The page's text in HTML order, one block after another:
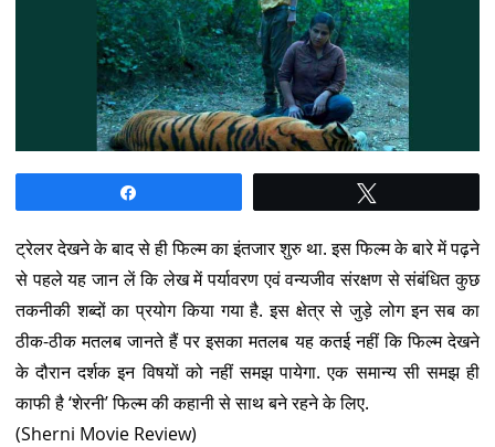
ट्रेलर देखने के बाद से ही फिल्म का इंतजार शुरु था. इस फिल्म के बारे में पढ़ने
से पहले यह जान लें कि लेख में पर्यावरण एवं वन्यजीव संरक्षण से संबंधित कुछ
तकनीकी शब्दों का प्रयोग किया गया है. इस क्षेत्र से जुड़े लोग इन सब का
ठीक-ठीक मतलब जानते हैं पर इसका मतलब यह कतई नहीं कि फिल्म देखने
के दौरान दर्शक इन विषयों को नहीं समझ पायेगा. एक समान्य सी समझ ही
काफी है ‘शेरनी’ फिल्म की कहानी से साथ बने रहने के लिए.
(Sherni Movie Review)